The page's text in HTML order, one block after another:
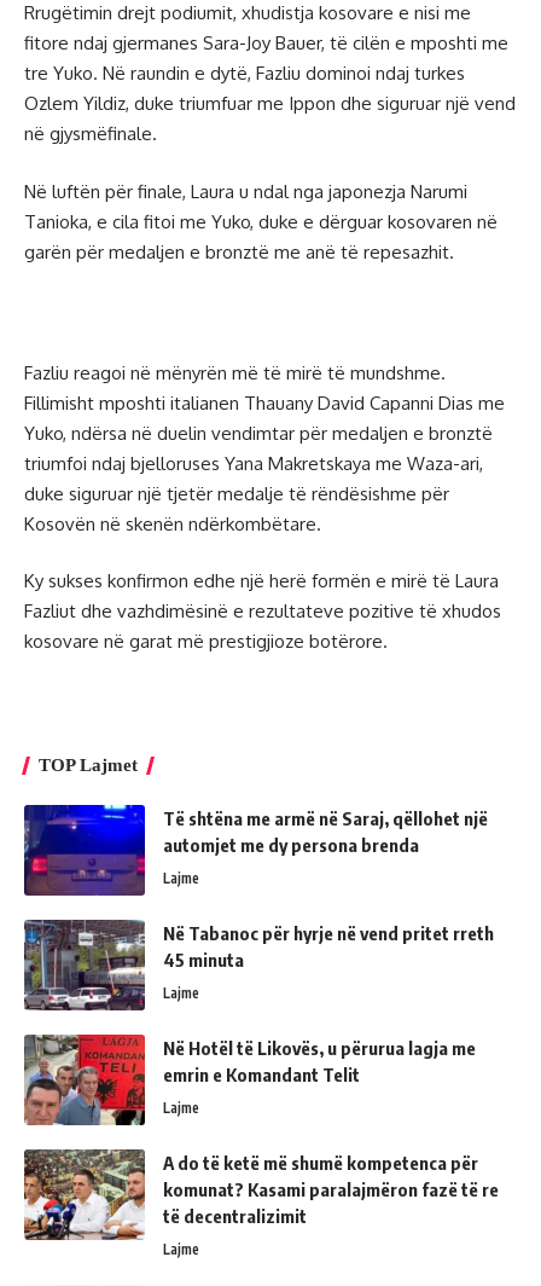
Rrugëtimin drejt podiumit, xhudistja kosovare e nisi me
fitore ndaj gjermanes Sara-Joy Bauer, të cilën e mposhti me
tre Yuko. Në raundin e dytë, Fazliu dominoi ndaj turkes
Ozlem Yildiz, duke triumfuar me Ippon dhe siguruar një vend
në gjysmëfinale.
Në luftën për finale, Laura u ndal nga japonezja Narumi
Tanioka, e cila fitoi me Yuko, duke e dërguar kosovaren në
garën për medaljen e bronztë me anë të repesazhit.
Fazliu reagoi në mënyrën më të mirë të mundshme.
Fillimisht mposhti italianen Thauany David Capanni Dias me
Yuko, ndërsa në duelin vendimtar për medaljen e bronztë
triumfoi ndaj bjelloruses Yana Makretskaya me Waza-ari,
duke siguruar një tjetër medalje të rëndësishme për
Kosovën në skenën ndërkombëtare.
Ky sukses konfirmon edhe një herë formën e mirë të Laura
Fazliut dhe vazhdimësinë e rezultateve pozitive të xhudos
kosovare në garat më prestigjioze botërore.
TOP Lajmet
Të shtëna me armë në Saraj, qëllohet një
automjet me dy persona brenda
Lajme
Në Tabanoc për hyrje në vend pritet rreth
45 minuta
Lajme
Në Hotël të Likovës, u përurua lagja me
emrin e Komandant Telit
Lajme
A do të ketë më shumë kompetenca për
komunat? Kasami paralajmëron fazë të re
të decentralizimit
Lajme